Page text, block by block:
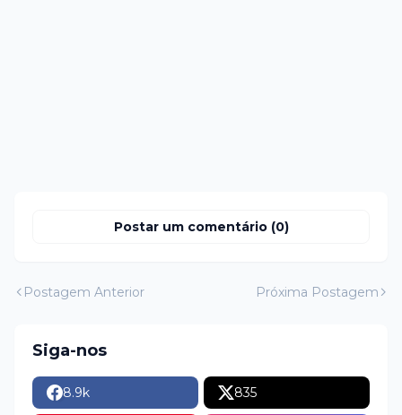
Postar um comentário (0)
Postagem Anterior Próxima Postagem
Siga-nos
8.9k 835